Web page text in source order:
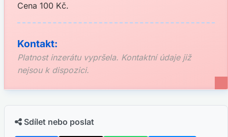
Cena 100 Kč.
Kontakt:
Platnost inzerátu vypršela. Kontaktní údaje již
nejsou k dispozici.
Sdílet nebo poslat